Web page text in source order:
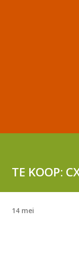
TE KOOP:
14 mei